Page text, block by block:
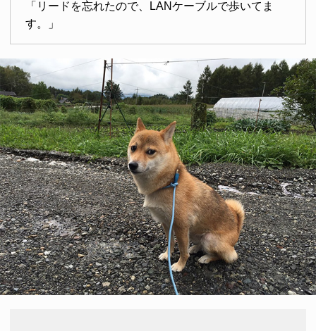
「リードを忘れたので、LANケーブルで歩いてま
す。」